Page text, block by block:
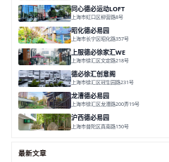
同心德必运动LOFT
上海市虹口区柳营路8号
昭化德必易园
上海市长宁区昭化路357号
上服德必徐家汇WE
上海市徐汇区文定路218号
德必徐汇创意阁
上海市徐汇区冠生园路231号
龙漕德必易园
上海市徐汇区龙漕路200弄19号
沪西德必易园
上海市普陀区真南路150号
最新文章